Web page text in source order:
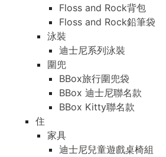
Floss and Rock背包
Floss and Rock鉛筆袋
泳裝
迪士尼系列泳裝
圍兜
BBox旅行圍兜袋
BBox 迪士尼聯名款
BBox Kitty聯名款
住
家具
迪士尼兒童遊戲桌椅組